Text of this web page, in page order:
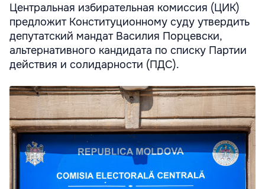
Центральная избирательная комиссия (ЦИК)
предложит Конституционному суду утвердить
депутатский мандат Василия Порцевски,
альтернативного кандидата по списку Партии
действия и солидарности (ПДС).